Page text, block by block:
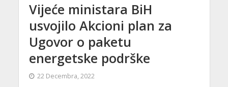
Vijeće ministara BiH
usvojilo Akcioni plan za
Ugovor o paketu
energetske podrške
22 Decembra, 2022